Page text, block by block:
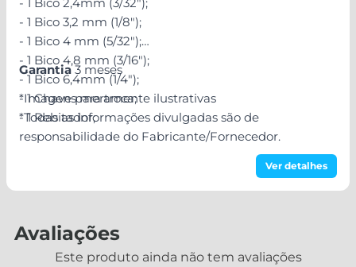
Ver detalhes
- 1 Bico 3,2 mm (1/8");
- 1 Bico 4 mm (5/32");
- 1 Bico 4,8 mm (3/16");
- 1 Bico 6,4mm (1/4");
- 1 Chave para troca;
- 1 Rebitador;
Garantia3 meses
*Imagens meramente ilustrativas
*Todas as informações divulgadas são de
responsabilidade do Fabricante/Fornecedor.
Avaliações
Este produto ainda não tem avaliações